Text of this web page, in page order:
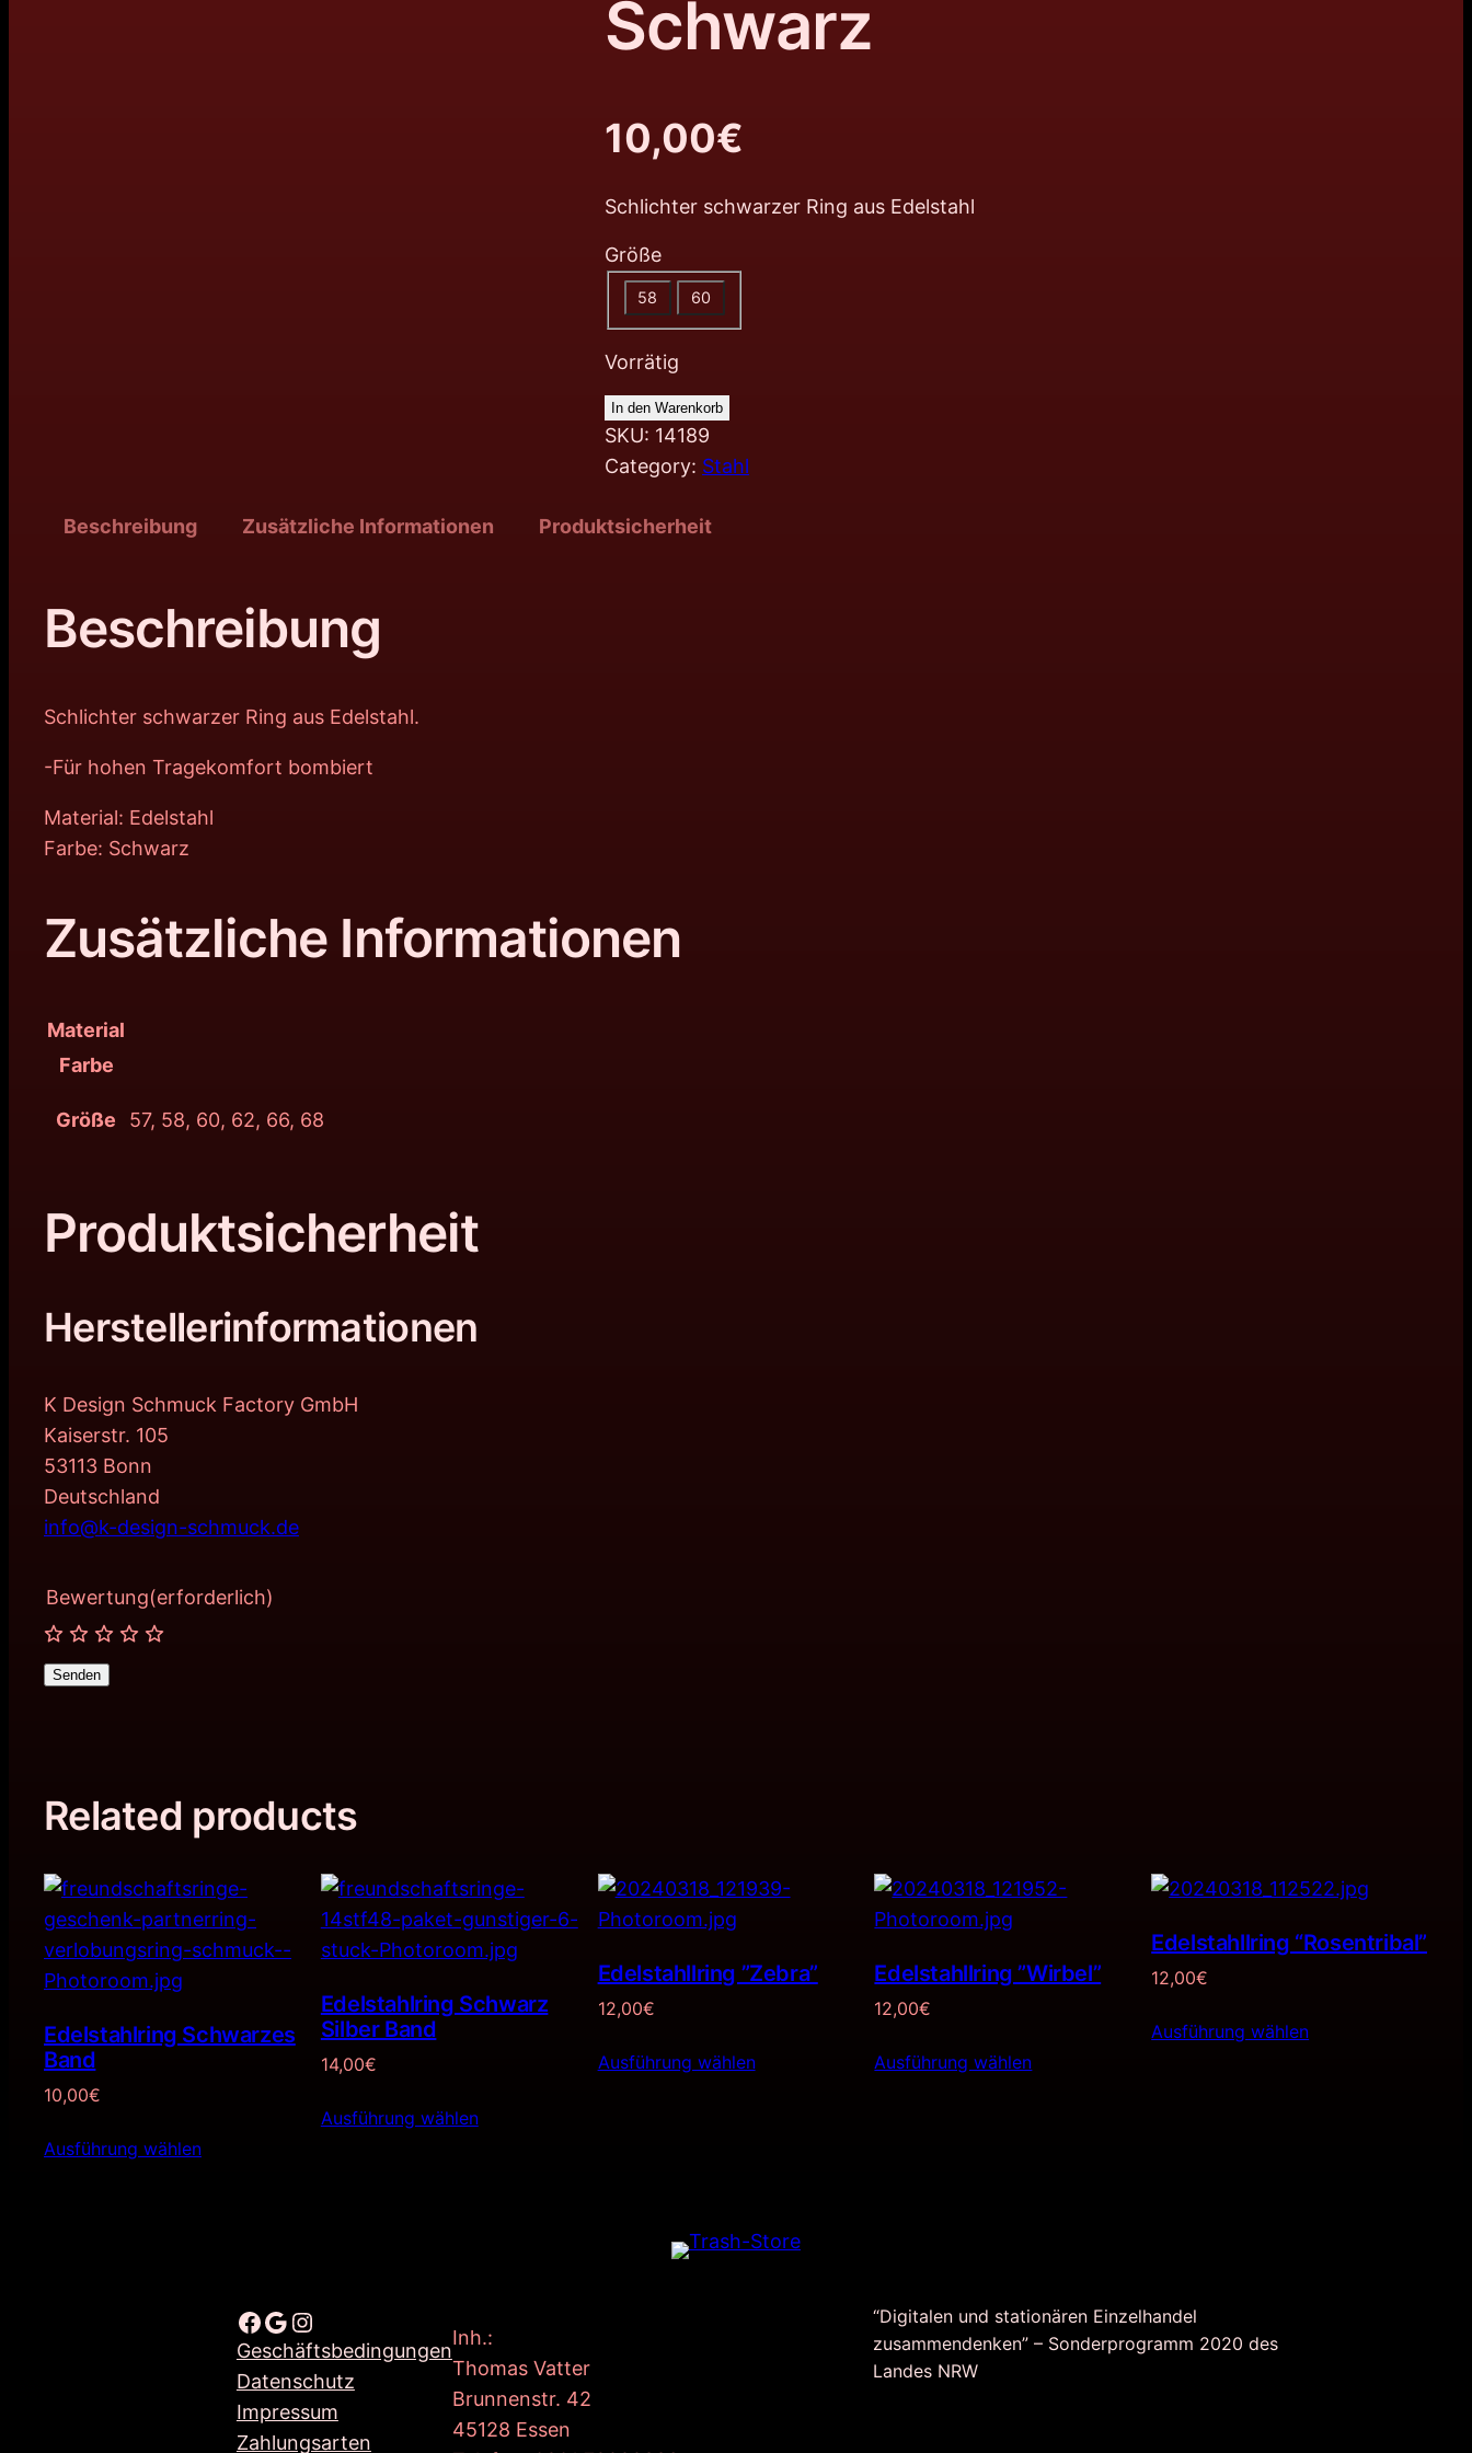
Schwarz
10,00€
Schlichter schwarzer Ring aus Edelstahl
Größe
58 60
Vorrätig
In den Warenkorb
SKU: 14189
Category: Stahl
Beschreibung Zusätzliche Informationen Produktsicherheit
Beschreibung
Schlichter schwarzer Ring aus Edelstahl.
-Für hohen Tragekomfort bombiert
Material: Edelstahl
Farbe: Schwarz
Zusätzliche Informationen
Material
Farbe
Größe 57, 58, 60, 62, 66, 68
Produktsicherheit
Herstellerinformationen
K Design Schmuck Factory GmbH
Kaiserstr. 105
53113 Bonn
Deutschland
info@k-design-schmuck.de
Bewertung(erforderlich)
Senden
Related products
Edelstahlring Schwarzes
Band
10,00€
Ausführung wählen
Edelstahlring Schwarz
Silber Band
14,00€
Ausführung wählen
Edelstahllring ”Zebra”
12,00€
Ausführung wählen
Edelstahllring ”Wirbel”
12,00€
Ausführung wählen
Edelstahllring “Rosentribal”
12,00€
Ausführung wählen
Facebook Google Instagram
Geschäftsbedingungen
Datenschutz
Impressum
Zahlungsarten
Inh.:
Thomas Vatter
Brunnenstr. 42
45128 Essen
“Digitalen und stationären Einzelhandel
zusammendenken” – Sonderprogramm 2020 des
Landes NRW